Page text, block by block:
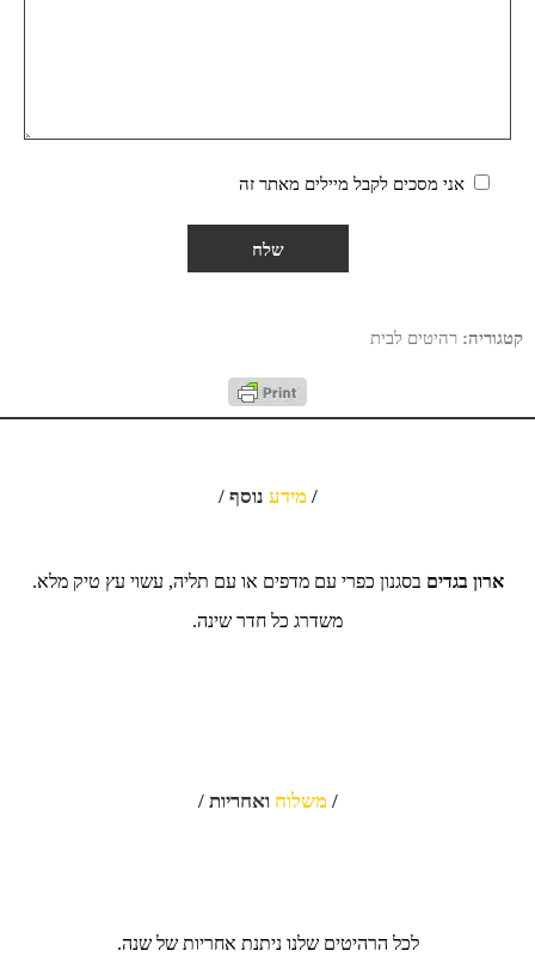
אני מסכים לקבל מיילים מאתר זה
קטגוריה: רהיטים לבית
/ מידע נוסף /
ארון בגדים בסגנון כפרי עם מדפים או עם תליה, עשוי עץ טיק מלא.
משדרג כל חדר שינה.
/משלוח ואחריות /
לכל הרהיטים שלנו ניתנת אחריות של שנה.